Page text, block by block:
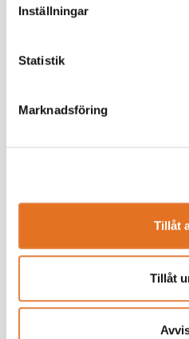
Inställningar
Statistik
Marknadsföring
Tillåt
Tillåt
Ta de lav
underlättar vardagen